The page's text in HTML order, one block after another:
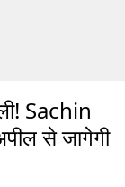
Sachin
से जागेगी